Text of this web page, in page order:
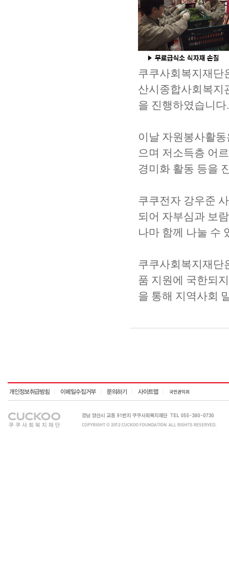
쿠쿠사회복지재단
산시종합사회복지
을 진행하였습니다.
이날 자원봉사활
으며 저소득층 어
경미화 활동 등을
쿠쿠전자 강우준
되어 자부심과 보
나마 함께 나눌 수
쿠쿠사회복지재단
품 지원에 국한되
을 통해 지역사회